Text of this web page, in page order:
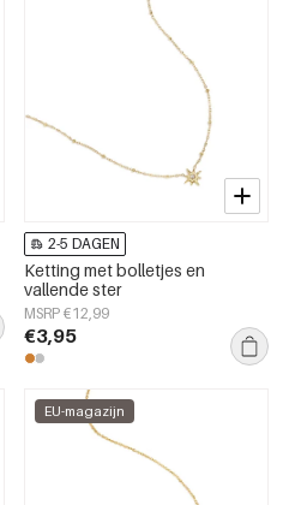
2-5 DAGEN
Ketting met bolletjes en
vallende ster
MSRP €12,99
€3,95
EU-magazijn